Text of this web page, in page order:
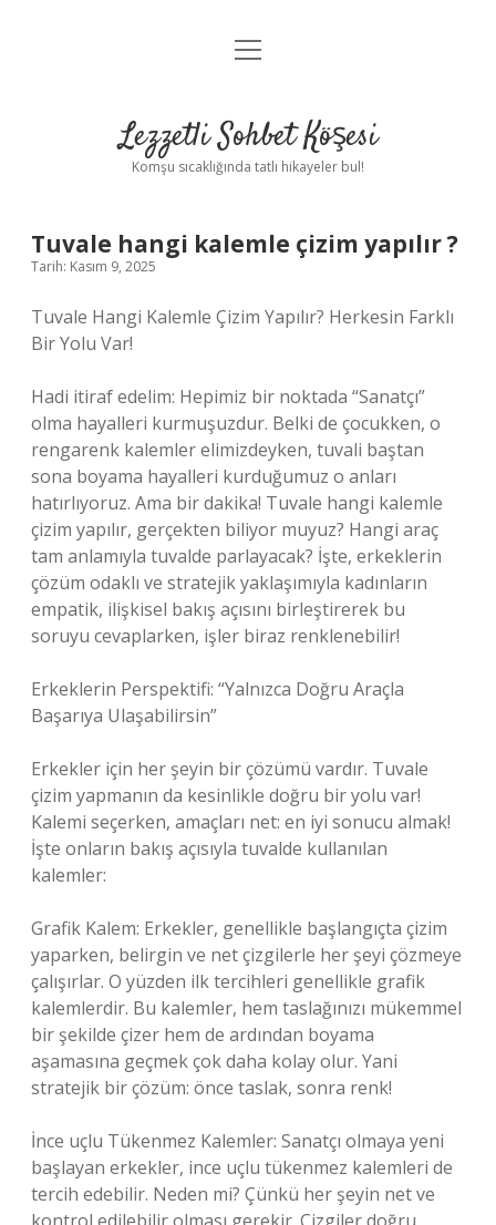
Anasayfa
Yasal Uyarı
menüyü
Lezzetli Sohbet Köşesi
Komşu sıcaklığında tatlı hikayeler bul!
Tuvale hangi kalemle çizim yapılır ?
Tarih: Kasım 9, 2025
Tuvale Hangi Kalemle Çizim Yapılır? Herkesin Farklı
Bir Yolu Var!
Hadi itiraf edelim: Hepimiz bir noktada “Sanatçı”
olma hayalleri kurmuşuzdur. Belki de çocukken, o
rengarenk kalemler elimizdeyken, tuvali baştan
sona boyama hayalleri kurduğumuz o anları
hatırlıyoruz. Ama bir dakika! Tuvale hangi kalemle
çizim yapılır, gerçekten biliyor muyuz? Hangi araç
tam anlamıyla tuvalde parlayacak? İşte, erkeklerin
çözüm odaklı ve stratejik yaklaşımıyla kadınların
empatik, ilişkisel bakış açısını birleştirerek bu
soruyu cevaplarken, işler biraz renklenebilir!
Erkeklerin Perspektifi: “Yalnızca Doğru Araçla
Başarıya Ulaşabilirsin”
Erkekler için her şeyin bir çözümü vardır. Tuvale
çizim yapmanın da kesinlikle doğru bir yolu var!
Kalemi seçerken, amaçları net: en iyi sonucu almak!
İşte onların bakış açısıyla tuvalde kullanılan
kalemler:
Grafik Kalem: Erkekler, genellikle başlangıçta çizim
yaparken, belirgin ve net çizgilerle her şeyi çözmeye
çalışırlar. O yüzden ilk tercihleri genellikle grafik
kalemlerdir. Bu kalemler, hem taslağınızı mükemmel
bir şekilde çizer hem de ardından boyama
aşamasına geçmek çok daha kolay olur. Yani
stratejik bir çözüm: önce taslak, sonra renk!
İnce uçlu Tükenmez Kalemler: Sanatçı olmaya yeni
başlayan erkekler, ince uçlu tükenmez kalemleri de
tercih edebilir. Neden mi? Çünkü her şeyin net ve